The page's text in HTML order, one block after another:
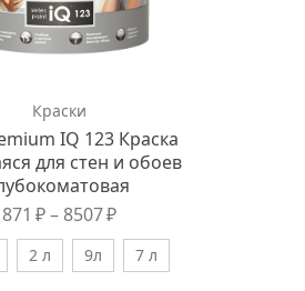
Краски
IQ 123 Краска
для стен и обоев
871 ₽ – 8507₽
2 л 9л 7 л